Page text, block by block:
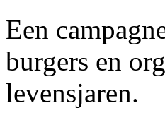
Een
burgers en
levensjaren.